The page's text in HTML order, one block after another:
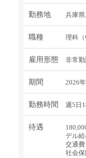
勤務地 兵庫
職種 理科（
雇用形態 非常
期間 2026
勤務時間 週5日
待遇
デル給
交通
社会保